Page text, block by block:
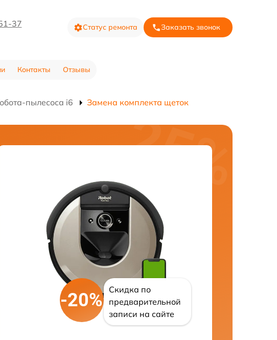
37 Статус ремонта Заказать звонок
Контакты Отзывы
пылесоса i6 Замена комплекта щеток
-20%
Скидка по
предварительной
записи на сайте